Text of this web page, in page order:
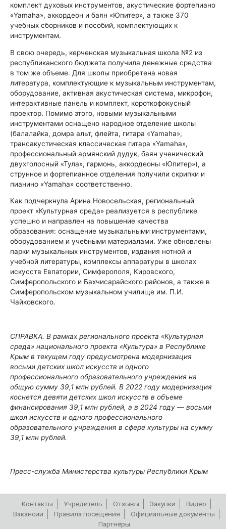
комплект духовых инструментов, акустические фортепиано
«Yamaha», аккордеон и баян «Юпитер», а также 370
учебных сборников и пособий, комплектующих к
инструментам.
В свою очередь, керченская музыкальная школа №2 из
республиканского бюджета получила денежные средства
в том же объеме. Для школы приобретена новая
литература, комплектующие к музыкальным инструментам,
оборудование, активная акустическая система, микрофон,
интерактивные панель и комплект, короткофокусный
проектор. Помимо этого, новыми музыкальными
инструментами оснащено народное отделение школы
(балалайка, домра альт, флейта, гитара «Yamaha»,
трансакустическая классическая гитара «Yamaha»,
профессиональный армянский дудук, баян ученический
двухголосный «Тула», гармонь, аккордеоны «Юпитер»), а
струнное и фортепианное отделения получили скрипки и
пианино «Yamahа» соответственно.
Как подчеркнула Арина Новосельская, региональный
проект «Культурная среда» реализуется в республике
успешно и направлен на повышение качества
образования: оснащение музыкальными инструментами,
оборудованием и учебными материалами. Уже обновлены
парки музыкальных инструментов, издания нотной и
учебной литературы, комплексы аппаратуры в школах
искусств Евпатории, Симферополя, Кировского,
Симферопольского и Бахчисарайского районов, а также в
Симферопольском музыкальном училище им. П.И.
Чайковского.
СПРАВКА. В рамках регионального проекта «Культурная
среда» национального проекта «Культура» в Республике
Крым в текущем году предусмотрена модернизация
восьми детских школ искусств и одного
профессионального образовательного учреждения на
общую сумму 39,1 млн рублей. В 2022 году модернизация
коснется девяти детских школ искусств в объеме
финансирования 39,1 млн рублей, а в 2024 году — восьми
школ искусств и одного профессионального
образовательного учреждения в сфере культуры на сумму
39,1 млн рублей.
Пресс-служба Министерства культуры Республики Крым
Контакты Учредитель Отзывы Закупки
Видео
Вакансии
Правила посещения
Официальные документы
Партнёры